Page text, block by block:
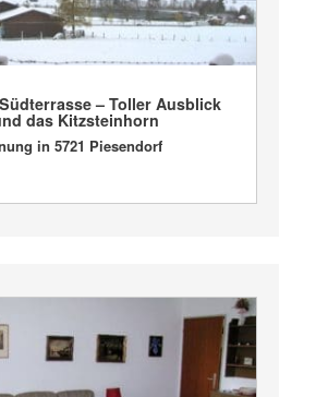
– Toller Ausblick
das Kitzsteinhorn
in 5721 Piesendorf